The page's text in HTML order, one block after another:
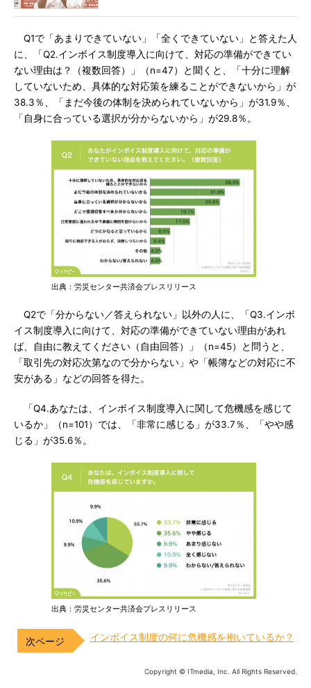
Q1で「あまりできていない」「全くできていない」と答えた人
に、「Q2.インボイス制度導入に向けて、対応の準備ができてい
ない理由は？（複数回答）」（n=47）と聞くと、「十分に理解
していないため、具体的な対応策を練ることができないから」が
38.3％、「まだ今後の体制を決められていないから」が31.9％、
「自身に合っている選択が分からないから」が29.8％。
出典：労災センター共済会プレスリリース
Q2で「分からない／答えられない」以外の人に、「Q3.インボ
イス制度導入に向けて、対応の準備ができていない理由があれ
ば、自由に教えてください（自由回答）」（n=45）と問うと、
「取引先の対応次第なので分からない」や「帳簿などの対応に不
安がある」などの回答を得た。
「Q4.あなたは、インボイス制度導入に関して危機感を感じて
いるか」（n=101）では、「非常に感じる」が33.7％、「やや感
じる」が35.6％。
出典：労災センター共済会プレスリリース
インボイス制度の何に危機感を抱いているか？
Copyright © ITmedia, Inc. All Rights Reserved.